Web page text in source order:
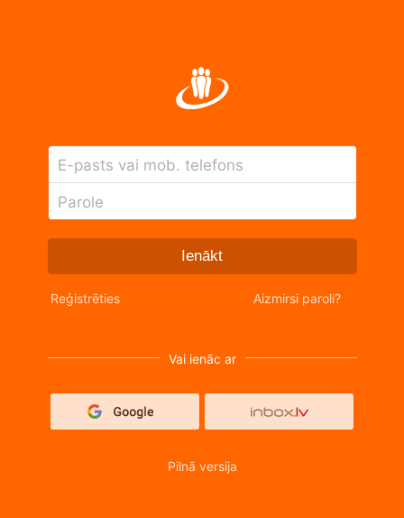
E-pasts vai mob. telefons
Parole
Ienākt
Reģistrēties Aizmirsi paroli?
Vai ienāc ar
Pilnā versija